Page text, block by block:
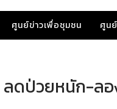
ศูนย์ข่าวเพื่อชุมชน ศูน
ลดป่วยหนัก-ล